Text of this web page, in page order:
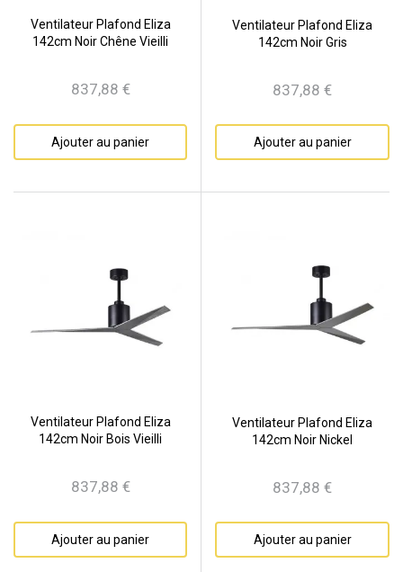
Ventilateur Plafond Eliza
142cm Noir Chêne Vieilli
Prix
837,88 €
Ajouter au panier
Ventilateur Plafond Eliza
142cm Noir Gris
Prix
837,88 €
Ajouter au panier
Ventilateur Plafond Eliza
142cm Noir Bois Vieilli
Prix
837,88 €
Ajouter au panier
Ventilateur Plafond Eliza
142cm Noir Nickel
Prix
837,88 €
Ajouter au panier